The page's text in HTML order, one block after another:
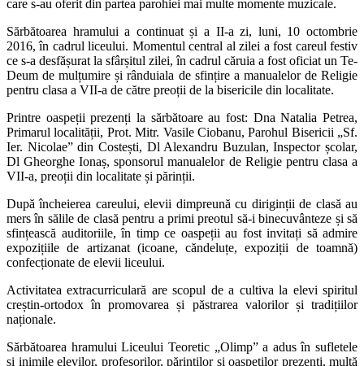
care s-au oferit din partea parohiei mai multe momente muzicale.
Sărbătoarea hramului a continuat și a II-a zi, luni, 10 octombrie
2016, în cadrul liceului. Momentul central al zilei a fost careul festiv
ce s-a desfășurat la sfârșitul zilei, în cadrul căruia a fost oficiat un Te-
Deum de mulțumire și rânduiala de sfințire a manualelor de Religie
pentru clasa a VII-a de către preoții de la bisericile din localitate.
Printre oaspeții prezenți la sărbătoare au fost: Dna Natalia Petrea,
Primarul localității, Prot. Mitr. Vasile Ciobanu, Parohul Bisericii „Sf.
Ier. Nicolae” din Costești, Dl Alexandru Buzulan, Inspector școlar,
Dl Gheorghe Ionaș, sponsorul manualelor de Religie pentru clasa a
VII-a, preoții din localitate și părinții.
După încheierea careului, elevii dimpreună cu diriginții de clasă au
mers în sălile de clasă pentru a primi preotul să-i binecuvânteze și să
sfințească auditoriile, în timp ce oaspeții au fost invitați să admire
expozițiile de artizanat (icoane, căndeluțe, expoziții de toamnă)
confecționate de elevii liceului.
Activitatea extracurriculară are scopul de a cultiva la elevi spiritul
creștin-ortodox în promovarea și păstrarea valorilor și tradițiilor
naționale.
Sărbătoarea hramului Liceului Teoretic „Olimp” a adus în sufletele
și inimile elevilor, profesorilor, părinților și oaspeților prezenți, multă